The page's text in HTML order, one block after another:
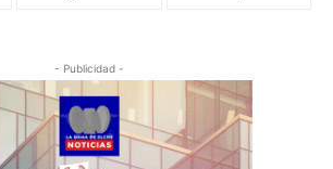
- Publicidad -